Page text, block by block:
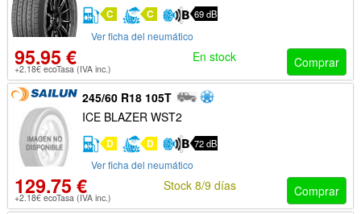
C C 69 dB
Ver ficha del neumático
95.95 €
+2.18€ ecoTasa (IVA inc.) Comprar
En stock
245/60 R18 105T
ICE BLAZER WST2
D D 72 dB
Ver ficha del neumático
129.75 €
+2.18€ ecoTasa (IVA inc.) Comprar
Stock 8/9 días